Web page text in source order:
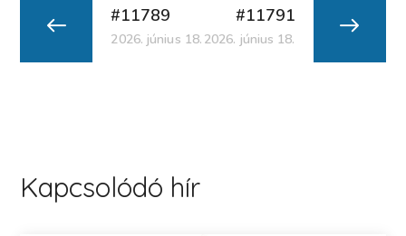
#11789
2026. június 18.
#11791
2026. június 18.
Kapcsolódó hír